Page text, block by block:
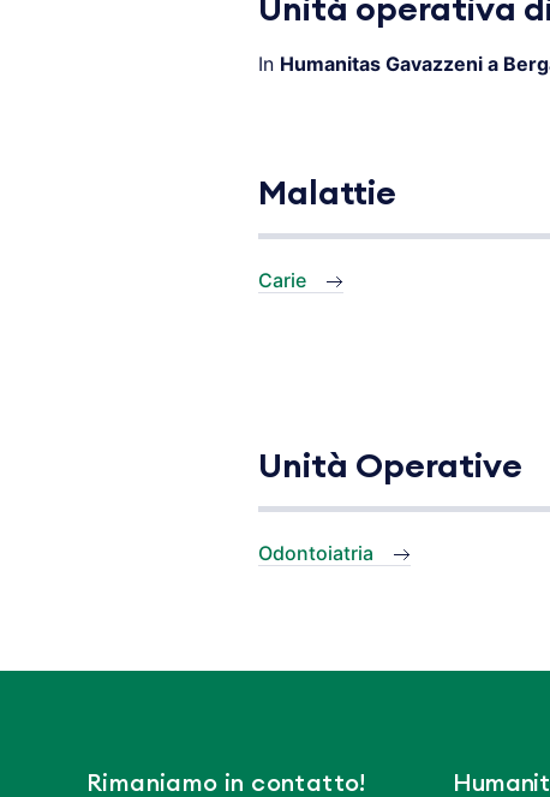
Unità operativa
In Humanitas Gavazzeni a
Malattie
Carie
Unità Operative
Odontoiatria
Rimaniamo in contatto!